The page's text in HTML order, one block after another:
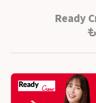
Ready